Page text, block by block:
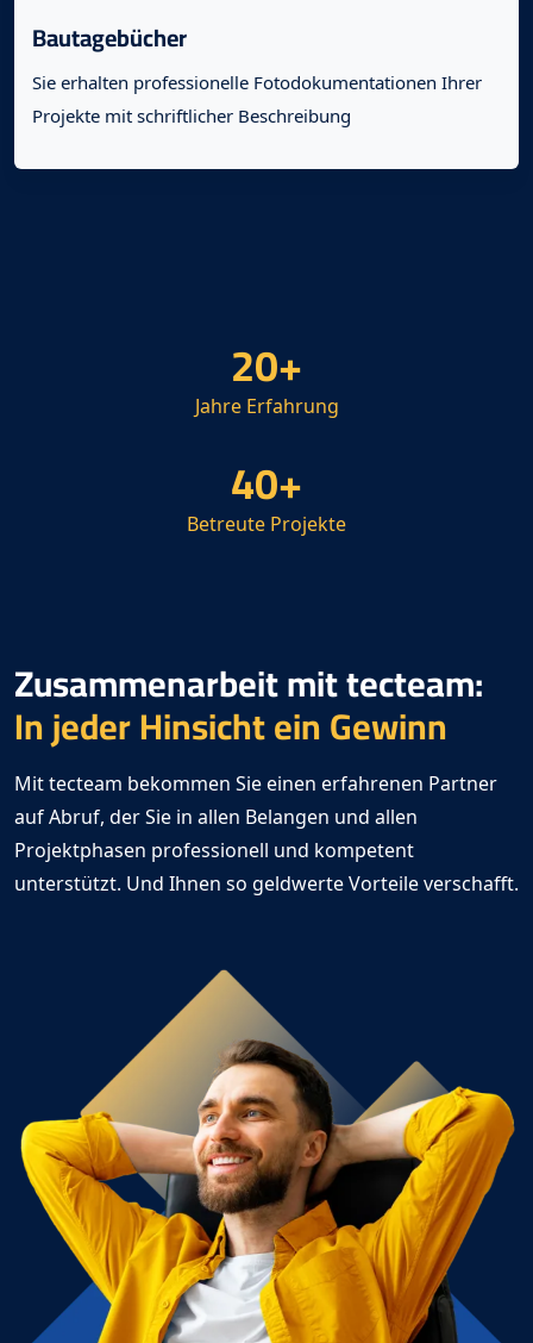
Bautagebücher
Sie erhalten professionelle Fotodokumentationen Ihrer
Projekte mit schriftlicher Beschreibung
20+
Jahre Erfahrung
40+
Betreute Projekte
Zusammenarbeit mit tecteam:
In jeder Hinsicht ein Gewinn
Mit tecteam bekommen Sie einen erfahrenen Partner
auf Abruf, der Sie in allen Belangen und allen
Projektphasen professionell und kompetent
unterstützt. Und Ihnen so geldwerte Vorteile verschafft.